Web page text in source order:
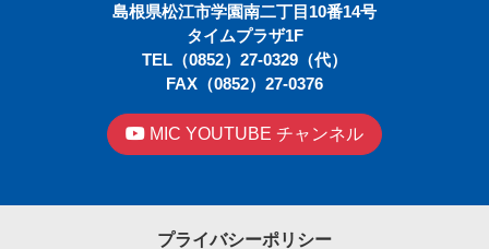
島根県松江市学園南二丁目10番14号
タイムプラザ1F
TEL（0852）27-0329（代）
FAX（0852）27-0376
MIC YOUTUBE チャンネル
プライバシーポリシー